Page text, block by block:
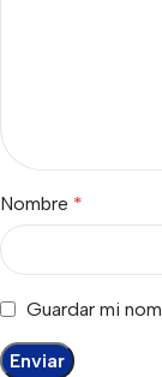
Nombre *
Guardar mi